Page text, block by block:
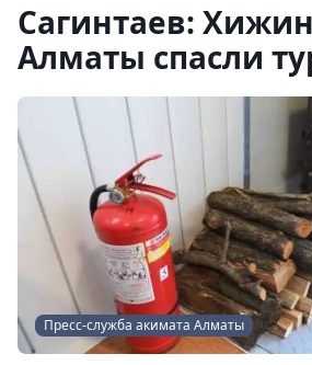
Сагинтаев:
Алматы спасли
Пресс-служба акимата Алматы